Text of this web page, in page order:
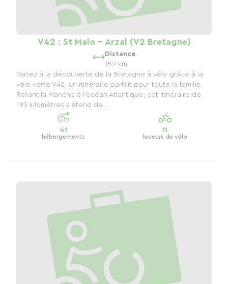
V42 : St Malo - Arzal (V2 Bretagne)
Distance
152 km
Partez à la découverte de la Bretagne à vélo grâce à la
voie verte V42, un itinéraire parfait pour toute la famille.
Reliant la Manche à l’océan Atlantique, cet itinéraire de
193 kilomètres s’étend de...
41
hébergements
11
loueurs de vélo